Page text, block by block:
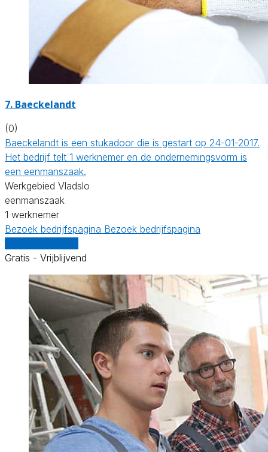
7. Baeckelandt
(0)
Baeckelandt is een stukadoor die is gestart op 24-01-2017.
Het bedrijf telt 1 werknemer en de ondernemingsvorm is
een eenmanszaak.
Werkgebied Vladslo
eenmanszaak
1 werknemer
Bezoek bedrijfspagina Bezoek bedrijfspagina
Gratis - Vrijblijvend